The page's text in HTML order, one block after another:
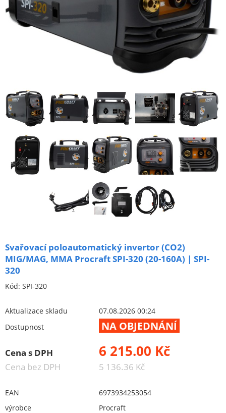
Leštění
Vrtací nástroje, vykružováky, závity
Diamantové kotouče a oživovací kameny
Spojovací materiál - sklad Louny
Spojovací materiál Hašpl
Stavební chemie DenBraven
Dedra nářadí
Železářství a domácí potřeby
Procraft
Aku kolečka
Aku křovinořezy
Aku oscilační brusky
Aku postřikovače
Aku přímočaré pily
Svařovací poloautomatický invertor (CO2)
MIG/MAG, MMA Procraft SPI-320 (20-160A) | SPI-
320
Kód: SPI-320
Aktualizace skladu
07.08.2026 00:24
Dostupnost
NA OBJEDNÁNÍ
Cena s DPH 6 215.00 Kč
Cena bez DPH 5 136.36 Kč
EAN
6973934253054
výrobce
Procraft